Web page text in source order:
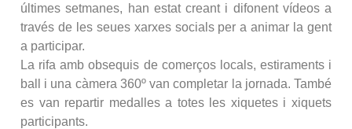
últimes setmanes, han estat creant i difonent vídeos a
través de les seues xarxes socials per a animar la gent
a participar.
La rifa amb obsequis de comerços locals, estiraments i
ball i una càmera 360º van completar la jornada. També
es van repartir medalles a totes les xiquetes i xiquets
participants.